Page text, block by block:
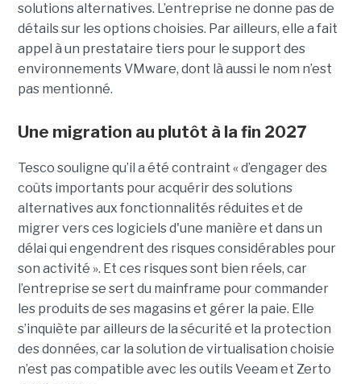
solutions alternatives. L’entreprise ne donne pas de
détails sur les options choisies. Par ailleurs, elle a fait
appel à un prestataire tiers pour le support des
environnements VMware, dont là aussi le nom n’est
pas mentionné.
Une migration au plutôt à la fin 2027
Tesco souligne qu’il a été contraint « d’engager des
coûts importants pour acquérir des solutions
alternatives aux fonctionnalités réduites et de
migrer vers ces logiciels d'une manière et dans un
délai qui engendrent des risques considérables pour
son activité ». Et ces risques sont bien réels, car
l’entreprise se sert du mainframe pour commander
les produits de ses magasins et gérer la paie. Elle
s’inquiète par ailleurs de la sécurité et la protection
des données, car la solution de virtualisation choisie
n’est pas compatible avec les outils Veeam et Zerto